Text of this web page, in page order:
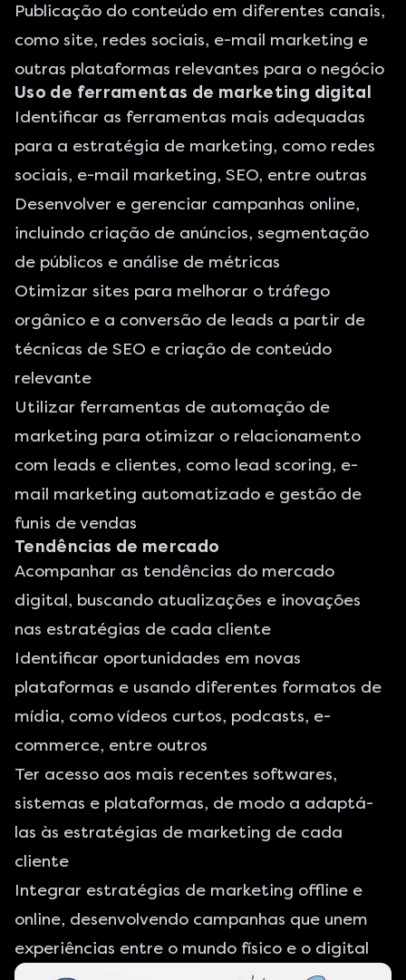
Publicação do conteúdo em diferentes canais,
como site, redes sociais, e-mail marketing e
outras plataformas relevantes para o negócio
Uso de ferramentas de marketing digital
Identificar as ferramentas mais adequadas
para a estratégia de marketing, como redes
sociais, e-mail marketing, SEO, entre outras
Desenvolver e gerenciar campanhas online,
incluindo criação de anúncios, segmentação
de públicos e análise de métricas
Otimizar sites para melhorar o tráfego
orgânico e a conversão de leads a partir de
técnicas de SEO e criação de conteúdo
relevante
Utilizar ferramentas de automação de
marketing para otimizar o relacionamento
com leads e clientes, como lead scoring, e-
mail marketing automatizado e gestão de
funis de vendas
Tendências de mercado
Acompanhar as tendências do mercado
digital, buscando atualizações e inovações
nas estratégias de cada cliente
Identificar oportunidades em novas
plataformas e usando diferentes formatos de
mídia, como vídeos curtos, podcasts, e-
commerce, entre outros
Ter acesso aos mais recentes softwares,
sistemas e plataformas, de modo a adaptá-
las às estratégias de marketing de cada
cliente
Integrar estratégias de marketing offline e
online, desenvolvendo campanhas que unem
experiências entre o mundo físico e o digital